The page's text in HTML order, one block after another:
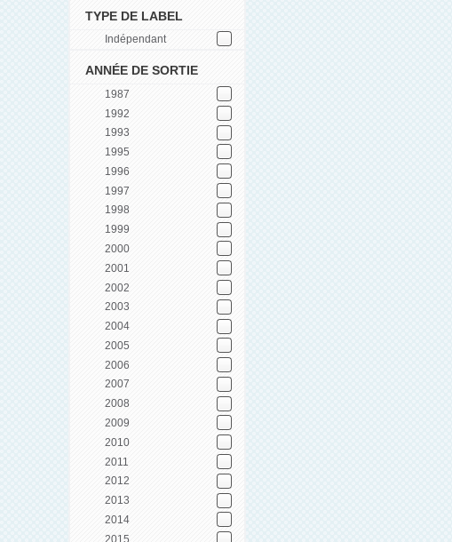
TYPE DE LABEL
Indépendant
ANNÉE DE SORTIE
1987
1992
1993
1995
1996
1997
1998
1999
2000
2001
2002
2003
2004
2005
2006
2007
2008
2009
2010
2011
2012
2013
2014
2015